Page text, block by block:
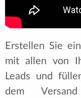
Erstellen Sie
mit allen von
Leads und
dem